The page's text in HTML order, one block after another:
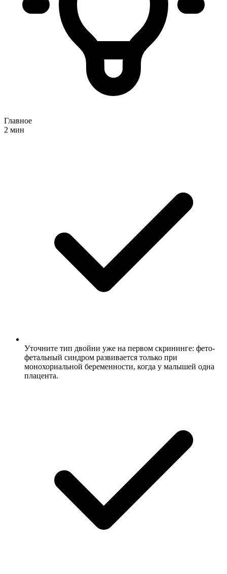
Главное
2 мин
Уточните тип двойни уже на первом скрининге: фето-
фетальный синдром развивается только при
монохориальной беременности, когда у малышей одна
плацента.